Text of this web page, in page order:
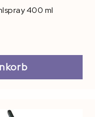
400 ml